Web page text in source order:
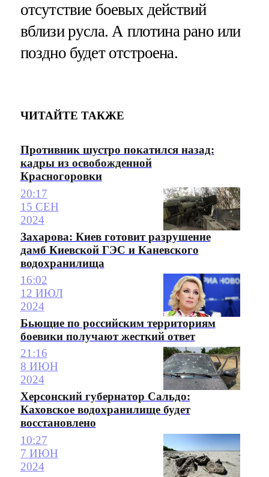
отсутствие боевых действий
вблизи русла. А плотина рано или
поздно будет отстроена.
ЧИТАЙТЕ ТАКЖЕ
Противник шустро покатился назад:
кадры из освобожденной
Красногоровки
20:17
15 СЕН
2024
Захарова: Киев готовит разрушение
дамб Киевской ГЭС и Каневского
водохранилища
16:02
12 ИЮЛ
2024
Бьющие по российским территориям
боевики получают жесткий ответ
21:16
8 ИЮН
2024
Херсонский губернатор Сальдо:
Каховское водохранилище будет
восстановлено
10:27
7 ИЮН
2024